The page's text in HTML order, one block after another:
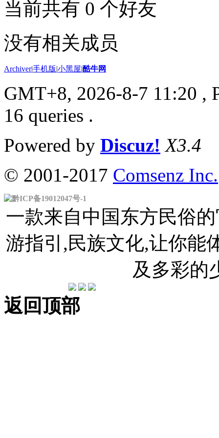
当前共有 0 个好友
没有相关成员
Archiver|手机版|小黑屋|酷牛网
GMT+8, 2026-8-7 11:20 ,
16 queries .
Powered by Discuz! X3.4
© 2001-2017 Comsenz Inc.
黔ICP备19012047号-1
一款来自中国东方民俗
游指引,民族文化,让你能
及多彩的
返回顶部